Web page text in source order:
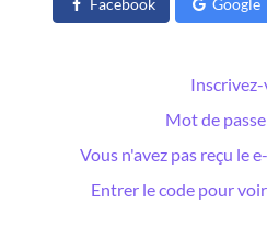
Facebook Google
Mot de
Vous n'avez pas reçu le
Entrer le code pour